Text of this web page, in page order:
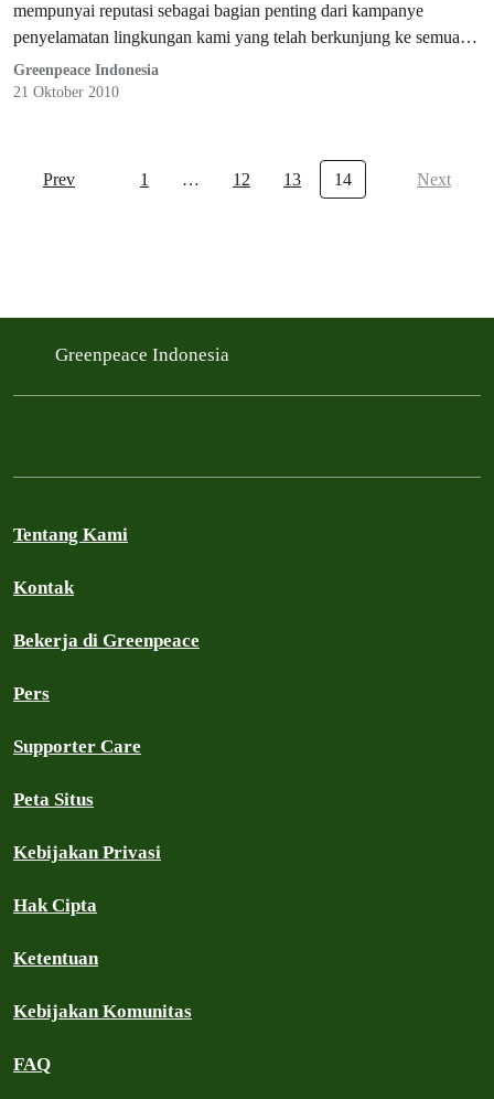
mempunyai reputasi sebagai bagian penting dari kampanye
penyelamatan lingkungan kami yang telah berkunjung ke semua
kawasan di dunia.
Greenpeace Indonesia
21 Oktober 2010
Prev 1 … 12 13 14 Next
Greenpeace Indonesia
Tentang Kami
Kontak
Bekerja di Greenpeace
Pers
Supporter Care
Peta Situs
Kebijakan Privasi
Hak Cipta
Ketentuan
Kebijakan Komunitas
FAQ